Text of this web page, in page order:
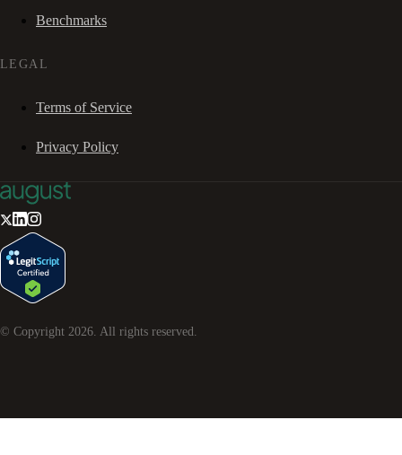
Benchmarks
LEGAL
Terms of Service
Privacy Policy
© Copyright 2026 . All rights reserved.